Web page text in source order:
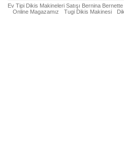
Ev Tipi Dikis Makineleri Satışı Bernina
Online Magazamız
Tugi Dikis Makinesi